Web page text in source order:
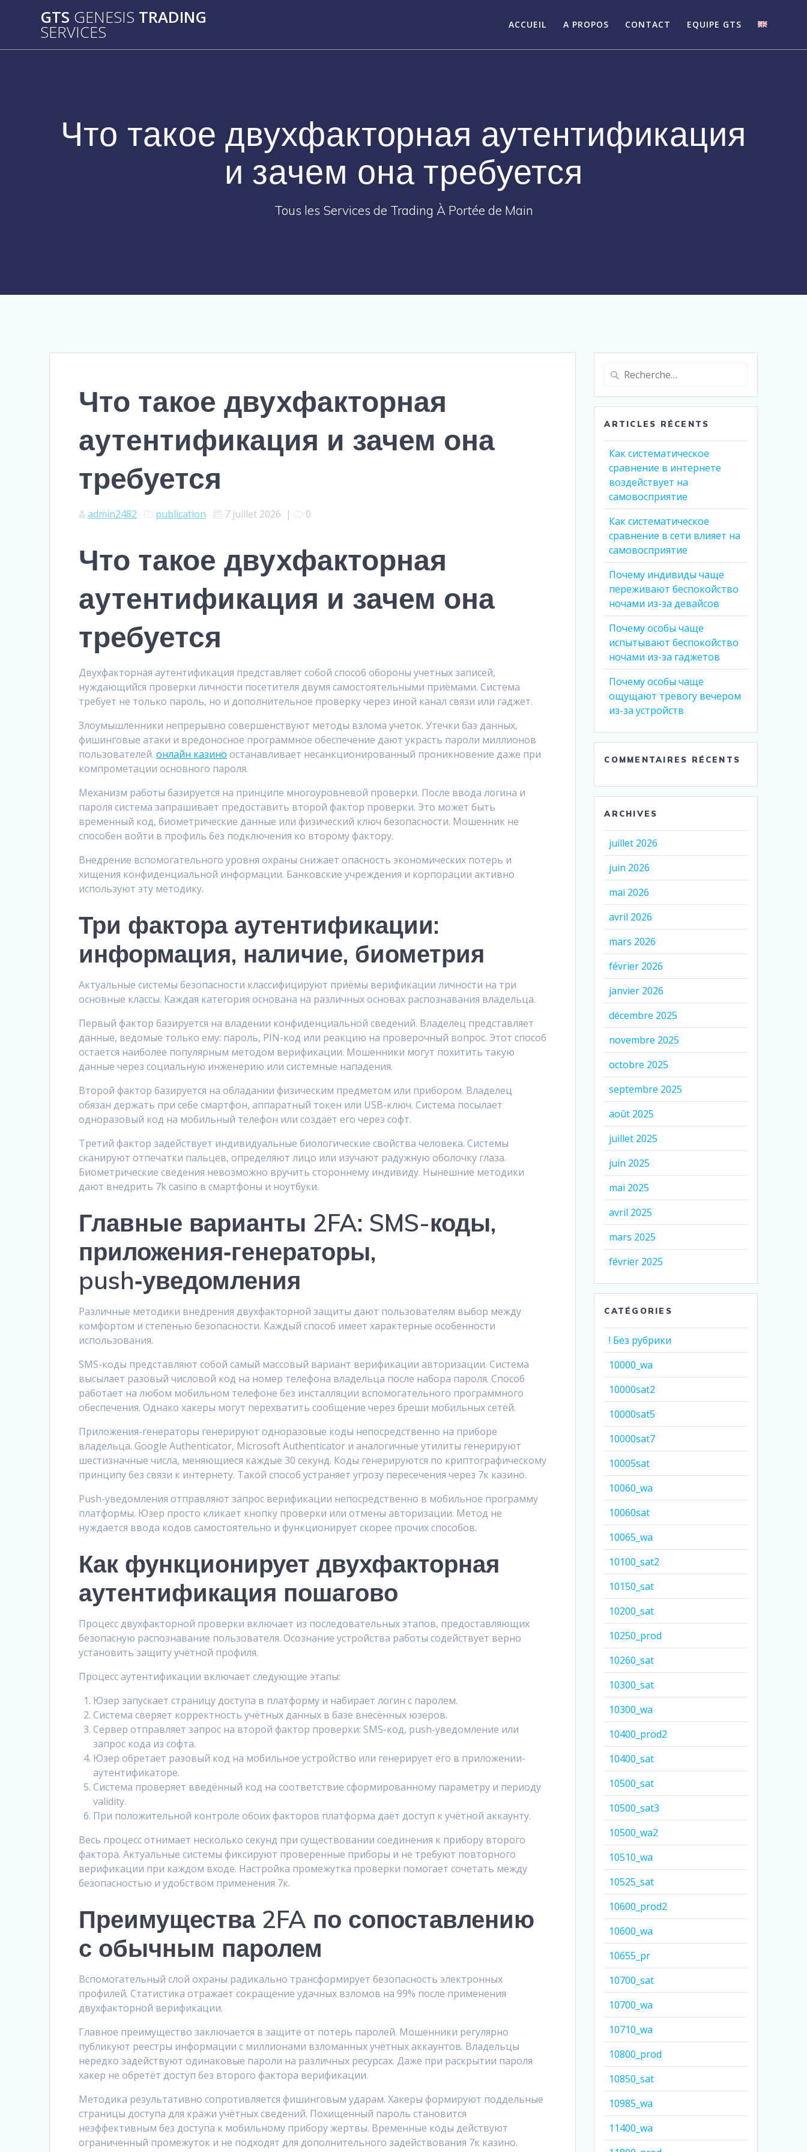
GTS GENESIS TRADING
SERVICES ACCUEIL A PROPOS CONTACT EQUIPE GTS
Что такое двухфакторная аутентификация
и зачем она требуется
Tous les Services de Trading À Portée de Main
Что такое двухфакторная
аутентификация и зачем она
требуется
admin2482 publication 7 juillet 2026 | 0
Что такое двухфакторная
аутентификация и зачем она
требуется
Двухфакторная аутентификация представляет собой способ обороны учетных записей,
нуждающийся проверки личности посетителя двумя самостоятельными приёмами. Система
требует не только пароль, но и дополнительное проверку через иной канал связи или гаджет.
Злоумышленники непрерывно совершенствуют методы взлома учеток. Утечки баз данных,
фишинговые атаки и вредоносное программное обеспечение дают украсть пароли миллионов
пользователей.онлайн казино останавливает несанкционированный проникновение даже при
компрометации основного пароля.
Механизм работы базируется на принципе многоуровневой проверки. После ввода логина и
пароля система запрашивает предоставить второй фактор проверки. Это может быть
временный код, биометрические данные или физический ключ безопасности. Мошенник не
способен войти в профиль без подключения ко второму фактору.
Внедрение вспомогательного уровня охраны снижает опасность экономических потерь и
хищения конфиденциальной информации. Банковские учреждения и корпорации активно
используют эту методику.
Три фактора аутентификации:
информация, наличие, биометрия
Актуальные системы безопасности классифицируют приёмы верификации личности на три
основные классы. Каждая категория основана на различных основах распознавания владельца.
Первый фактор базируется на владении конфиденциальной сведений. Владелец представляет
данные, ведомые только ему: пароль, PIN-код или реакцию на проверочный вопрос. Этот способ
остается наиболее популярным методом верификации. Мошенники могут похитить такую
данные через социальную инженерию или системные нападения.
Второй фактор базируется на обладании физическим предметом или прибором. Владелец
обязан держать при себе смартфон, аппаратный токен или USB-ключ. Система посылает
одноразовый код на мобильный телефон или создаёт его через софт.
Третий фактор задействует индивидуальные биологические свойства человека. Системы
сканируют отпечатки пальцев, определяют лицо или изучают радужную оболочку глаза.
Биометрические сведения невозможно вручить стороннему индивиду. Нынешние методики
дают внедрить 7k casino в смартфоны и ноутбуки.
Главные варианты 2FA: SMS-коды,
приложения‑генераторы,
push‑уведомления
Различные методики внедрения двухфакторной защиты дают пользователям выбор между
комфортом и степенью безопасности. Каждый способ имеет характерные особенности
использования.
SMS-коды представляют собой самый массовый вариант верификации авторизации. Система
высылает разовый числовой код на номер телефона владельца после набора пароля. Способ
работает на любом мобильном телефоне без инсталляции вспомогательного программного
обеспечения. Однако хакеры могут перехватить сообщение через бреши мобильных сетей.
Приложения-генераторы генерируют одноразовые коды непосредственно на приборе
владельца. Google Authenticator, Microsoft Authenticator и аналогичные утилиты генерируют
шестизначные числа, меняющиеся каждые 30 секунд. Коды генерируются по криптографическому
принципу без связи к интернету. Такой способ устраняет угрозу пересечения через 7к казино.
Push-уведомления отправляют запрос верификации непосредственно в мобильное программу
платформы. Юзер просто кликает кнопку проверки или отмены авторизации. Метод не
нуждается ввода кодов самостоятельно и функционирует скорее прочих способов.
Как функционирует двухфакторная
аутентификация пошагово
Процесс двухфакторной проверки включает из последовательных этапов, предоставляющих
безопасную распознавание пользователя. Осознание устройства работы содействует верно
установить защиту учётной профиля.
Процесс аутентификации включает следующие этапы:
Юзер запускает страницу доступа в платформу и набирает логин с паролем.
Система сверяет корректность учётных данных в базе внесённых юзеров.
Сервер отправляет запрос на второй фактор проверки: SMS-код, push-уведомление или
запрос кода из софта.
Юзер обретает разовый код на мобильное устройство или генерирует его в приложении-
аутентификаторе.
Система проверяет введённый код на соответствие сформированному параметру и периоду
validity.
При положительной контроле обоих факторов платформа даёт доступ к учётной аккаунту.
Весь процесс отнимает несколько секунд при существовании соединения к прибору второго
фактора. Актуальные системы фиксируют проверенные приборы и не требуют повторного
верификации при каждом входе. Настройка промежутка проверки помогает сочетать между
безопасностью и удобством применения 7к.
Преимущества 2FA по сопоставлению
с обычным паролем
Вспомогательный слой охраны радикально трансформирует безопасность электронных
профилей. Статистика отражает сокращение удачных взломов на 99% после применения
двухфакторной верификации.
Главное преимущество заключается в защите от потерь паролей. Мошенники регулярно
публикуют реестры информации с миллионами взломанных учётных аккаунтов. Владельцы
нередко задействуют одинаковые пароли на различных ресурсах. Даже при раскрытии пароля
хакер не обретёт доступ без второго фактора верификации.
Методика результативно сопротивляется фишинговым ударам. Хакеры формируют поддельные
страницы доступа для кражи учётных сведений. Похищенный пароль становится
неэффективным без доступа к мобильному прибору жертвы. Временные коды действуют
ограниченный промежуток и не подходят для дополнительного задействования 7к казино.
Recherche
:
ARTICLES RÉCENTS
Как систематическое
сравнение в интернете
воздействует на
самовосприятие
Как систематическое
сравнение в сети влияет на
самовосприятие
Почему индивиды чаще
переживают беспокойство
ночами из-за девайсов
Почему особы чаще
испытывают беспокойство
ночами из-за гаджетов
Почему особы чаще
ощущают тревогу вечером
из-за устройств
COMMENTAIRES RÉCENTS
ARCHIVES
juillet 2026
juin 2026
mai 2026
avril 2026
mars 2026
février 2026
janvier 2026
décembre 2025
novembre 2025
octobre 2025
septembre 2025
août 2025
juillet 2025
juin 2025
mai 2025
avril 2025
mars 2025
février 2025
CATÉGORIES
! Без рубрики
10000_wa
10000sat2
10000sat5
10000sat7
10005sat
10060_wa
10060sat
10065_wa
10100_sat2
10150_sat
10200_sat
10250_prod
10260_sat
10300_sat
10300_wa
10400_prod2
10400_sat
10500_sat
10500_sat3
10500_wa2
10510_wa
10525_sat
10600_prod2
10600_wa
10655_pr
10700_sat
10700_wa
10710_wa
10800_prod
10850_sat
10985_wa
11400_wa